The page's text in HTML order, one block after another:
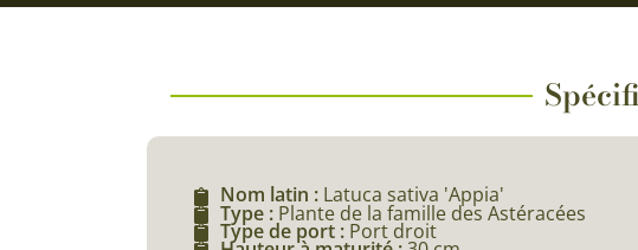
Nom latin : Latuca sativa 'Appia'
Type : Plante de la famille des Astéracées
Type de port : Port droit